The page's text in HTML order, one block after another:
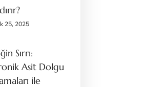
25, 2025
Sırrı:
Asit Dolgu
ile